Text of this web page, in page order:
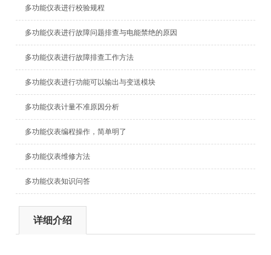
多功能仪表进行校验规程
多功能仪表进行故障问题排查与电能禁绝的原因
多功能仪表进行故障排查工作方法
多功能仪表进行功能可以输出与变送模块
多功能仪表计量不准原因分析
多功能仪表编程操作，简单明了
多功能仪表维修方法
多功能仪表知识问答
详细介绍